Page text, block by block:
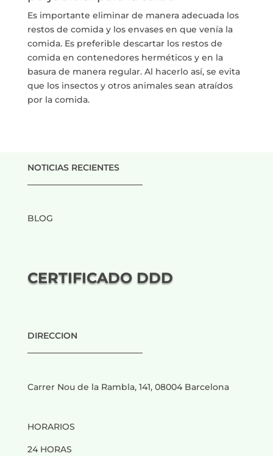
Es importante eliminar de manera adecuada los
restos de comida y los envases en que venía la
comida. Es preferible descartar los restos de
comida en contenedores herméticos y en la
basura de manera regular. Al hacerlo así, se evita
que los insectos y otros animales sean atraídos
por la comida.
NOTICIAS RECIENTES
BLOG
CERTIFICADO DDD
DIRECCION
Carrer Nou de la Rambla, 141, 08004 Barcelona
HORARIOS
24 HORAS